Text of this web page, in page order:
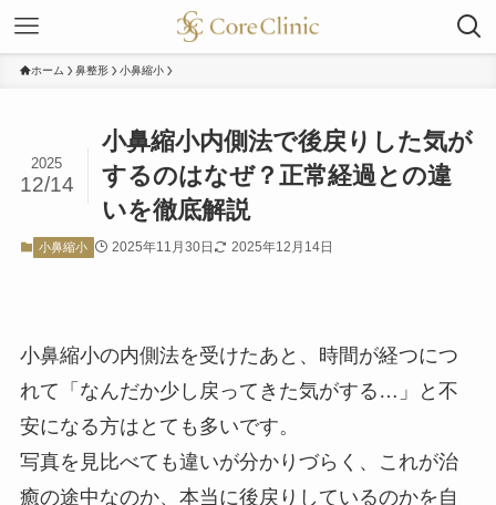
ホーム 鼻整形 小鼻縮小
小鼻縮小内側法で後戻りした気が
するのはなぜ？正常経過との違
いを徹底解説
2025
12/14
小鼻縮小 2025年11月30日 2025年12月14日
小鼻縮小の内側法を受けたあと、時間が経つにつ
れて「なんだか少し戻ってきた気がする…」と不
安になる方はとても多いです。
写真を見比べても違いが分かりづらく、これが治
癒の途中なのか、本当に後戻りしているのかを自